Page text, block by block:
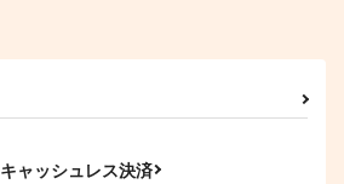
キャッシュレス決済